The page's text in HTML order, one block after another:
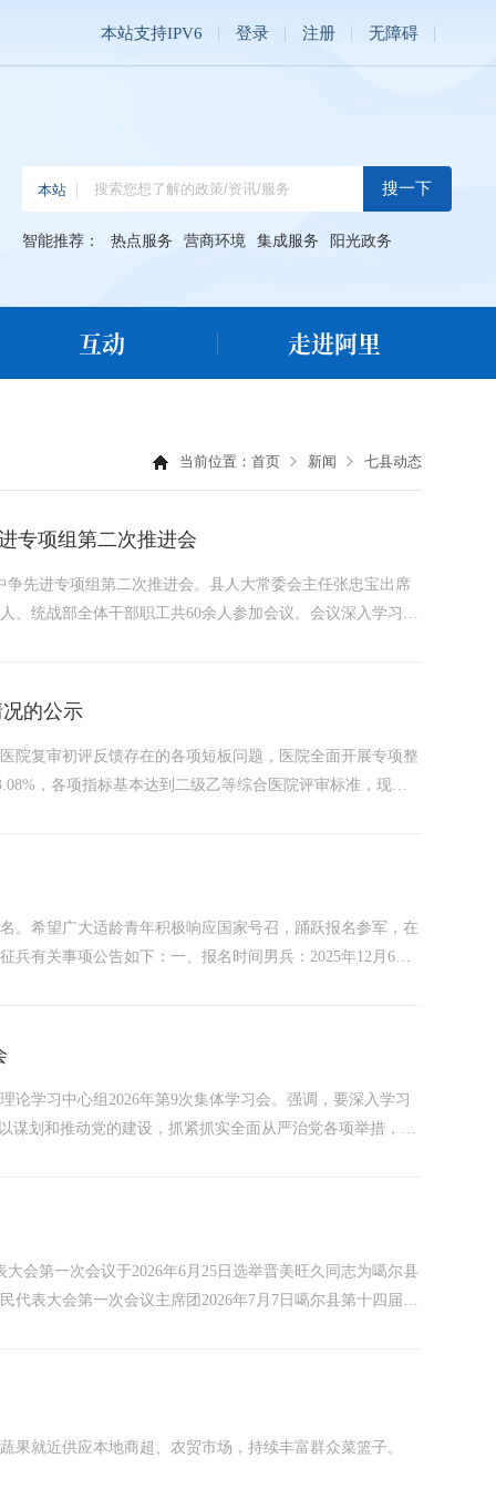
本站支持IPV6 登录 注册 无障碍
智能推荐： 热点服务 营商环境 集成服务 阳光政务
互动 走进阿里
当前位置： 首页 新闻 七县动态
专项组第二次推进会
先进专项组第二次推进会。县人大常委会主任张忠宝出席
、统战部全体干部职工共60余人参加会议。会议深入学习贯
的公示
院复审初评反馈存在的各项短板问题，医院全面开展专项整
，各项指标基本达到二级乙等综合医院评审标准，现将
。希望广大适龄青年积极响应国家号召，踊跃报名参军，在
兵有关事项公告如下：一、报名时间男兵：2025年12月6日
论学习中心组2026年第9次集体学习会。强调，要深入学习
谋划和推动党的建设，抓紧抓实全面从严治党各项举措，切
会第一次会议于2026年6月25日选举晋美旺久同志为噶尔县
表大会第一次会议主席团2026年7月7日噶尔县第十四届人
就近供应本地商超、农贸市场，持续丰富群众菜篮子。